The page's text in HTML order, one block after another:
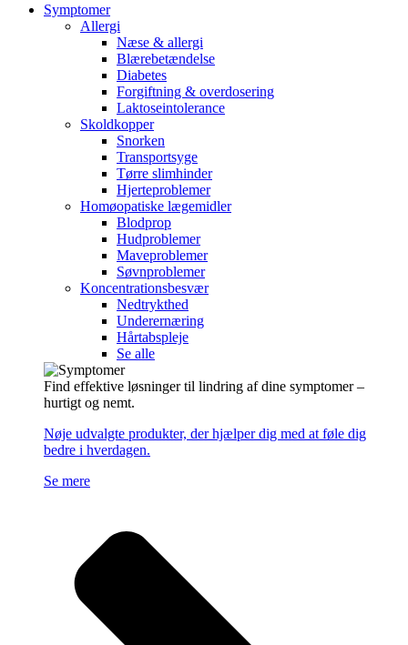
Symptomer
Allergi
Næse & allergi
Blærebetændelse
Diabetes
Forgiftning & overdosering
Laktoseintolerance
Skoldkopper
Snorken
Transportsyge
Tørre slimhinder
Hjerteproblemer
Homøopatiske lægemidler
Blodprop
Hudproblemer
Maveproblemer
Søvnproblemer
Koncentrationsbesvær
Nedtrykthed
Underernæring
Hårtabspleje
Se alle
Find effektive løsninger til lindring af dine symptomer –
hurtigt og nemt.
Nøje udvalgte produkter, der hjælper dig med at føle dig
bedre i hverdagen.
Se mere